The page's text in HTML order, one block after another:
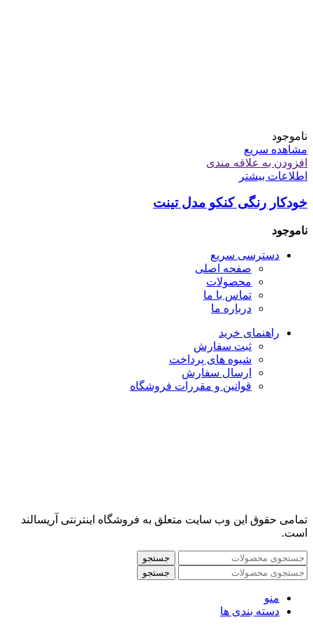
ناموجود
مشاهده سریع
افزودن به علاقه مندی
اطلاعات بیشتر
خودکار رنگی کنکو مدل تینت
ناموجود
دسترسی سریع
صفحه اصلی
محصولات
تماس با ما
درباره ما
راهنمای خرید
ثبت سفارش
شیوه های پرداخت
ارسال سفارش
قوانین و مقررات فروشگاه
تمامی حقوق این وب سایت متعلق به فروشگاه اینترنتی آریسالند
است.
جستجو
جستجو
منو
دسته بندی ها